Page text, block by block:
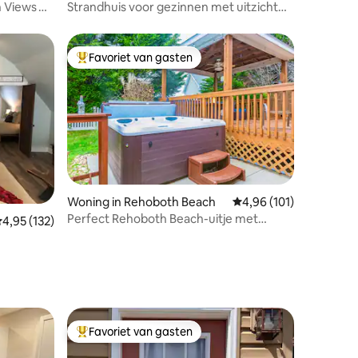
Views
Strandhuis voor gezinnen met uitzicht
beoordeling van 4,95 op 5, 132 recensies
4,95 (132)
Topfavoriet van gasten
Favoriet van gasten
Woning in Rehoboth Beach Gemiddelde
4,96 (101)
Perfect Rehoboth Beach-uitje met
Topfavoriet van gasten
Favoriet van gasten